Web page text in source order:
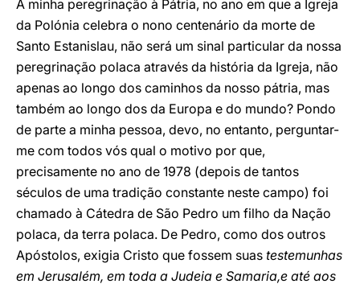
A minha peregrinação à Pátria, no ano em que a Igreja
da Polónia celebra o nono centenário da morte de
Santo Estanislau, não será um sinal particular da nossa
peregrinação polaca através da história da Igreja, não
apenas ao longo dos caminhos da nosso pátria, mas
também ao longo dos da Europa e do mundo? Pondo
de parte a minha pessoa, devo, no entanto, perguntar-
me com todos vós qual o motivo por que,
precisamente no ano de 1978 (depois de tantos
séculos de uma tradição constante neste campo) foi
chamado à Cátedra de São Pedro um filho da Nação
polaca, da terra polaca. De Pedro, como dos outros
Apóstolos, exigia Cristo que fossem suas testemunhas
em Jerusalém, em toda a Judeia e Samaria,e até aos